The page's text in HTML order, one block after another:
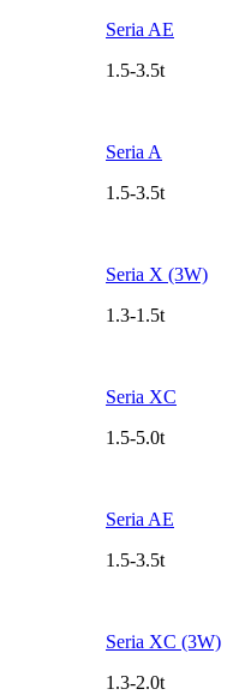
Seria AE
1.5-3.5t
Seria A
1.5-3.5t
Seria X (3W)
1.3-1.5t
Seria XC
1.5-5.0t
Seria AE
1.5-3.5t
Seria XC (3W)
1.3-2.0t